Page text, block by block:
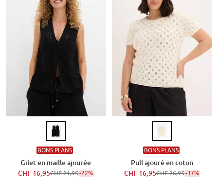
BONS PLANS
Gilet en maille ajourée
CHF 16,95CHF 21,95-22%
BONS PLANS
Pull ajouré en coton
CHF 16,95CHF 26,95-37%